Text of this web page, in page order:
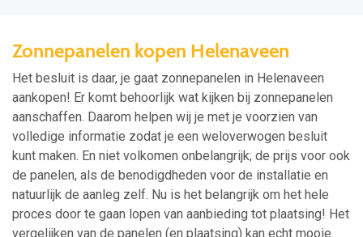
Zonnepanelen kopen Helenaveen
Het besluit is daar, je gaat zonnepanelen in Helenaveen
aankopen! Er komt behoorlijk wat kijken bij zonnepanelen
aanschaffen. Daarom helpen wij je met je voorzien van
volledige informatie zodat je een weloverwogen besluit
kunt maken. En niet volkomen onbelangrijk; de prijs voor ook
de panelen, als de benodigdheden voor de installatie en
natuurlijk de aanleg zelf. Nu is het belangrijk om het hele
proces door te gaan lopen van aanbieding tot plaatsing! Het
vergelijken van de panelen (en plaatsing) kan echt mooie